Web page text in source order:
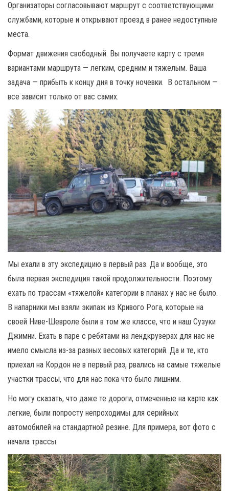
Организаторы согласовывают маршрут с соответствующими
службами, которые и открывают проезд в ранее недоступные
места.
Формат движения свободный. Вы получаете карту с тремя
вариантами маршрута — легким, средним и тяжелым. Ваша
задача — прибыть к концу дня в точку ночевки. В остальном —
все зависит только от вас самих.
Мы ехали в эту экспедицию в первый раз. Да и вообще, это
была первая экспедиция такой продолжительности. Поэтому
ехать по трассам «тяжелой» категории в планах у нас не было.
В напарники мы взяли экипаж из Кривого Рога, которые на
своей Ниве-Шевроле были в том же классе, что и наш Сузуки
Джимни. Ехать в паре с ребятами на лендкрузерах для нас не
имело смысла из-за разных весовых категорий. Да и те, кто
приехал на Кордон не в первый раз, рвались на самые тяжелые
участки трассы, что для нас пока что было лишним.
Но могу сказать, что даже те дороги, отмеченные на карте как
легкие, были попросту непроходимы для серийных
автомобилей на стандартной резине. Для примера, вот фото с
начала трассы: